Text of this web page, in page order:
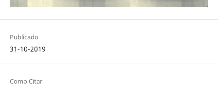
Publicado
31-10-2019
Como Citar